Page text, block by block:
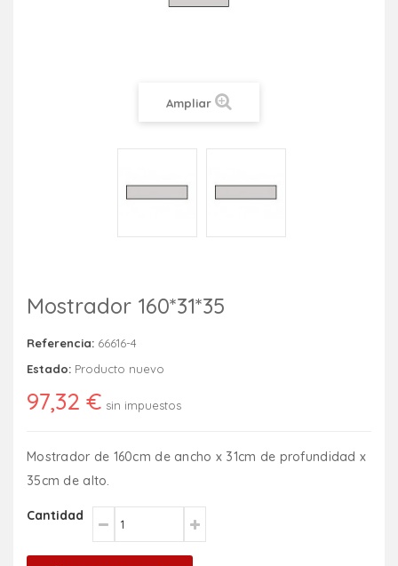
Ampliar
Mostrador 160*31*35
Referencia: 66616-4
Estado: Producto nuevo
97,32 € sin impuestos
Mostrador de 160cm de ancho x 31cm de profundidad x
35cm de alto.
Cantidad